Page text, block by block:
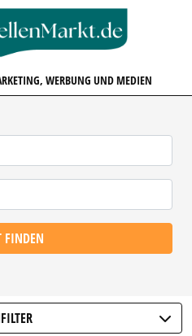
WERBUNG UND MEDIEN
FINDEN